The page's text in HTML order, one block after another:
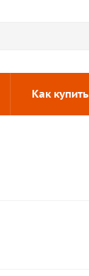
Как купить